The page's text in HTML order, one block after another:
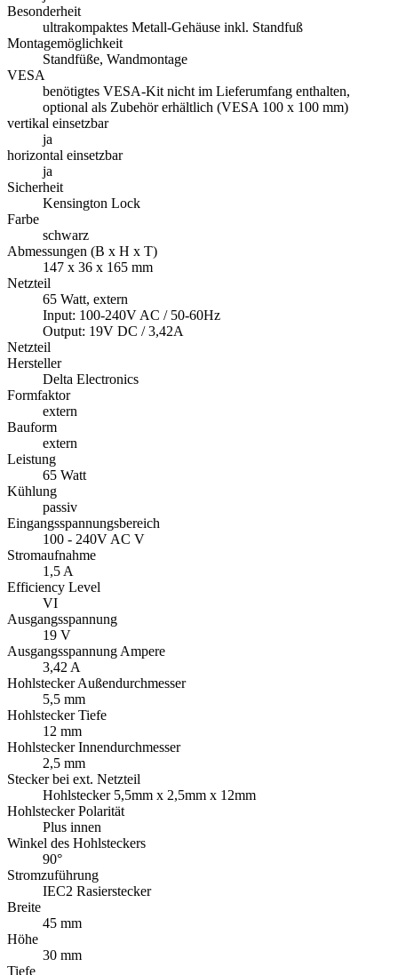
Besonderheit
ultrakompaktes Metall-Gehäuse inkl. Standfuß
Montagemöglichkeit
Standfüße, Wandmontage
VESA
benötigtes VESA-Kit nicht im Lieferumfang enthalten,
optional als Zubehör erhältlich (VESA 100 x 100 mm)
vertikal einsetzbar
ja
horizontal einsetzbar
ja
Sicherheit
Kensington Lock
Farbe
schwarz
Abmessungen (B x H x T)
147 x 36 x 165 mm
Netzteil
65 Watt, extern
Input: 100-240V AC / 50-60Hz
Output: 19V DC / 3,42A
Netzteil
Hersteller
Delta Electronics
Formfaktor
extern
Bauform
extern
Leistung
65 Watt
Kühlung
passiv
Eingangsspannungsbereich
100 - 240V AC V
Stromaufnahme
1,5 A
Efficiency Level
VI
Ausgangsspannung
19 V
Ausgangsspannung Ampere
3,42 A
Hohlstecker Außendurchmesser
5,5 mm
Hohlstecker Tiefe
12 mm
Hohlstecker Innendurchmesser
2,5 mm
Stecker bei ext. Netzteil
Hohlstecker 5,5mm x 2,5mm x 12mm
Hohlstecker Polarität
Plus innen
Winkel des Hohlsteckers
90°
Stromzuführung
IEC2 Rasierstecker
Breite
45 mm
Höhe
30 mm
Tiefe